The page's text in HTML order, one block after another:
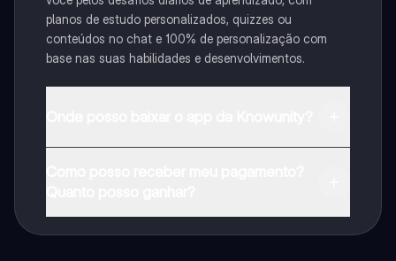
planos de estudo personalizados, quizzes ou
conteúdos no chat e 100% de personalização com
base nas suas habilidades e desenvolvimentos.